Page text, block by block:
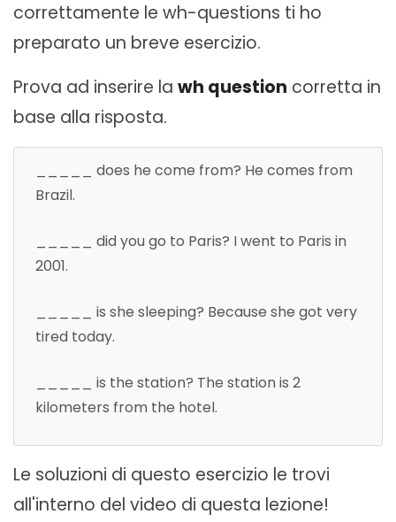
correttamente le wh-questions ti ho
preparato un breve esercizio.
Prova ad inserire la wh question corretta in
base alla risposta.
_____ does he come from? He comes from
Brazil.
_____ did you go to Paris? I went to Paris in
2001.
_____ is she sleeping? Because she got very
tired today.
_____ is the station? The station is 2
kilometers from the hotel.
Le soluzioni di questo esercizio le trovi
all'interno del video di questa lezione!